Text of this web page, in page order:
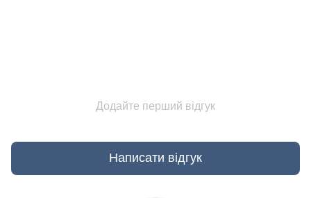
Додайте перший відгук
Написати відгук